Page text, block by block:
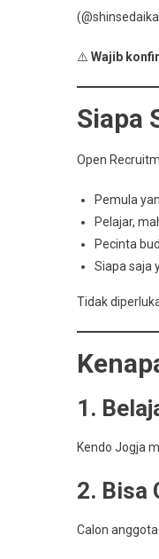
⚠️ Wajib
Siapa
Open
Pemula
Pelajar,
Pecinta
Siapa saja
Tidak
1.
Kendo Jogja
2. Bisa
Calon